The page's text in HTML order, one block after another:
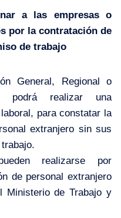
a las empresas o
por la contratación de
de trabajo
General, Regional o
podrá realizar una
para constatar la
extranjero sin sus
realizarse por
de personal extranjero
Ministerio de Trabajo y